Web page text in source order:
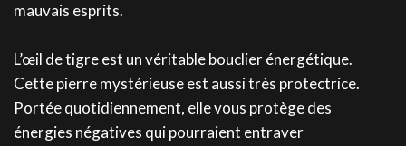
mauvais esprits.
L’œil de tigre est un véritable bouclier énergétique.
Cette pierre mystérieuse est aussi très protectrice.
Portée quotidiennement, elle vous protège des
énergies négatives qui pourraient entraver